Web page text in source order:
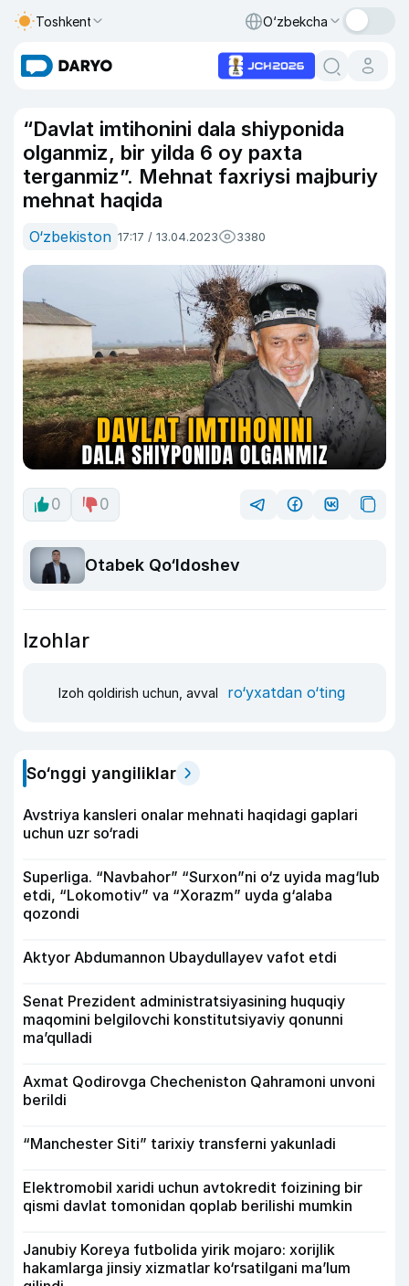
Toshkent O‘zbekcha
“Davlat imtihonini dala shiyponida
olganmiz, bir yilda 6 oy paxta
terganmiz”. Mehnat faxriysi majburiy
mehnat haqida
O‘zbekiston 17:17 / 13.04.2023 3380
0 0
Otabek Qo‘ldoshev
Izohlar
Izoh qoldirish uchun, avval ro‘yxatdan o‘ting
So‘nggi yangiliklar
Avstriya kansleri onalar mehnati haqidagi gaplari
uchun uzr so‘radi
Superliga. “Navbahor” “Surxon”ni o‘z uyida mag‘lub
etdi, “Lokomotiv” va “Xorazm” uyda g‘alaba
qozondi
Aktyor Abdu­mannon Ubaydullayev vafot etdi
Senat Prezident administratsiyasining huquqiy
maqomini belgilovchi konstitutsiyaviy qonunni
ma’qulladi
Axmat Qodirovga Checheniston Qahramoni unvoni
berildi
“Manchester Siti” tarixiy transferni yakunladi
Elektromobil xaridi uchun avtokredit foizining bir
qismi davlat tomonidan qoplab berilishi mumkin
Janubiy Koreya futbolida yirik mojaro: xorijlik
hakamlarga jinsiy xizmatlar ko‘rsatilgani ma’lum